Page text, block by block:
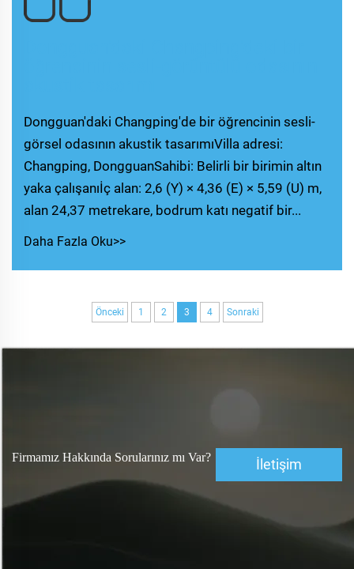
Dongguan'daki Changping'de bir öğrencinin sesli-
görsel odasının akustik tasarımıVilla adresi:
Changping, DongguanSahibi: Belirli bir birimin altın
yaka çalışanıİç alan: 2,6 (Y) × 4,36 (E) × 5,59 (U) m,
alan 24,37 metrekare, bodrum katı negatif bir...
Daha Fazla Oku>>
Önceki 1 2 3 4 Sonraki
Firmamız Hakkında Sorularınız mı Var? İletişim